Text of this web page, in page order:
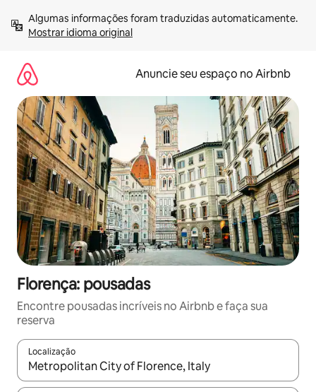
para
Mostrar idioma original
Anuncie seu espaço no Airbnb
Florença: pousadas
Encontre pousadas incríveis no Airbnb e faça sua
reserva
Localização
Quando os resultados estiverem disponíveis, explore-os